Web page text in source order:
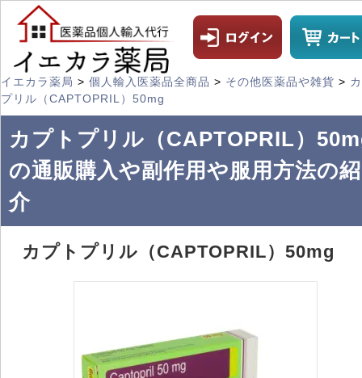
イエカラ薬局 > 個人輸入医薬品全商品 > その他医薬品や雑貨 >
プリル（CAPTOPRIL）50mg
カプトプリル（CAPTOPRIL）
の通販購入や副作用や服用方法の紹
介
カプトプリル（CAPTOPRIL）50mg